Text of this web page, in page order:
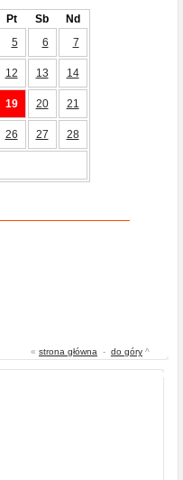
Pt Sb
Nd
5 6 7
12 13 14
19 20 21
26 27 28
« strona główna - do góry ^